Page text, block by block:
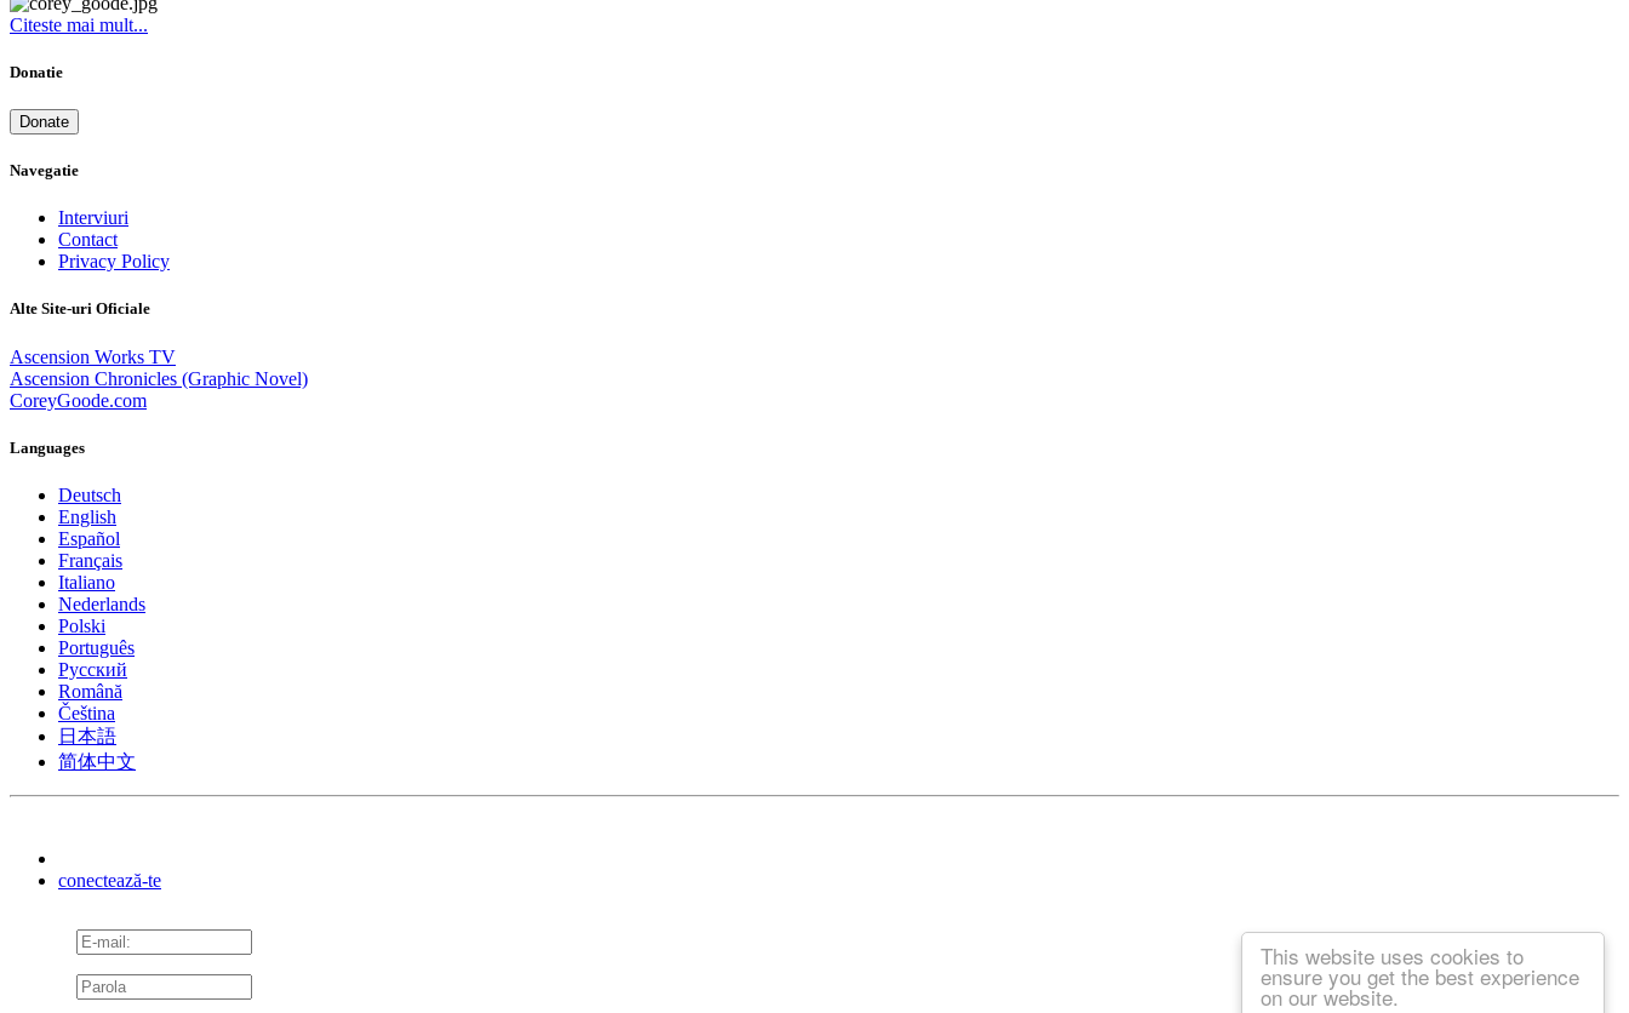
This website uses cookies to
ensure you get the best experience
on our website.
Citeste mai mult...
Donatie
Donate
Navegatie
Interviuri
Contact
Privacy Policy
Alte Site-uri Oficiale
Ascension Works TV
Ascension Chronicles (Graphic Novel)
CoreyGoode.com
Languages
Deutsch
English
Español
Français
Italiano
Nederlands
Polski
Português
Pусский
Română
Čeština
日本語
简体中文
conectează-te